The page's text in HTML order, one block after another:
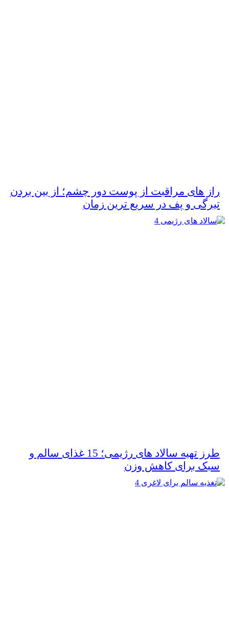
راز های مراقبت از پوست دور چشم؛ از بین بردن
تیرگی و پف در سریع‌ ترین زمان
طرز تهیه سالاد های رژیمی؛ 15 غذای سالم و
سبک برای کاهش وزن